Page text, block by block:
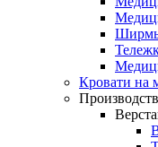
Кровати на